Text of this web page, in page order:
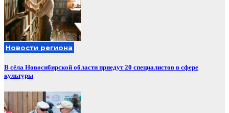
Новости региона
В сёла Новосибирской области приедут 20 специалистов в сфере
культуры